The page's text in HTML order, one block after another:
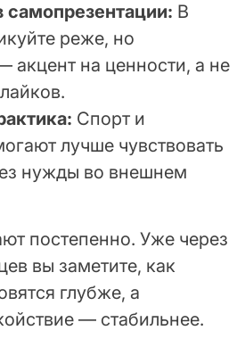
В
реже, но
акцент на ценности, а не
Спорт и
лучше чувствовать
нужды во внешнем
постепенно. Уже через
вы заметите, как
глубже, а
— стабильнее.